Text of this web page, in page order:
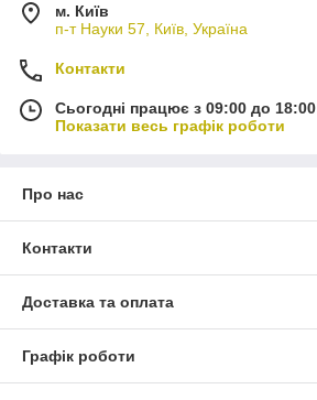
м. Київ
п-т Науки 57, Київ, Україна
Контакти
Сьогодні працює з 09:00 до 18:00
Показати весь графік роботи
Про нас
Контакти
Доставка та оплата
Графік роботи